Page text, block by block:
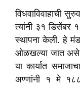
विधवाविवाहाची
त्यांनी ३१ डिसेंबर
स्थापना केली. हे
ओळखल्या जात असे.
या कार्यात
अण्णांनी १ मे